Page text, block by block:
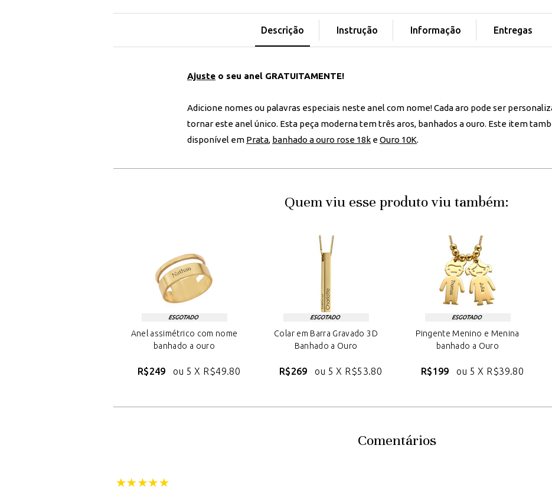
Descrição Instrução Informação Entregas
Ajuste o seu anel GRATUITAMENTE!
Adicione nomes ou palavras especiais neste anel com nome! Cada aro pode ser
tornar este anel único. Esta peça moderna tem três aros, banhados a ouro. Este item
disponível em Prata, banhado a ouro rose 18k eOuro 10K.
Quem viu esse produto viu também:
Anel assimétrico com nome
banhado a ouro
R$249 ou 5 X R$49.80
Colar em Barra Gravado 3D
Banhado a Ouro
R$269 ou 5 X R$53.80
Pingente Menino e Menina
banhado a Ouro
R$199 ou 5 X R$39.80
Comentários